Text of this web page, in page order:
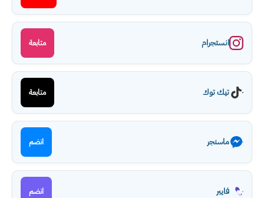
انستجرام متابعة
تيك توك متابعة
ماسنجر انضم
فايبر انضم